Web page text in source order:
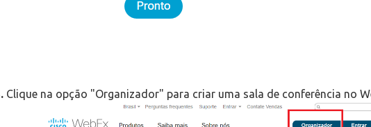
Clique na opção "Organizador" para criar uma sala de conferência no